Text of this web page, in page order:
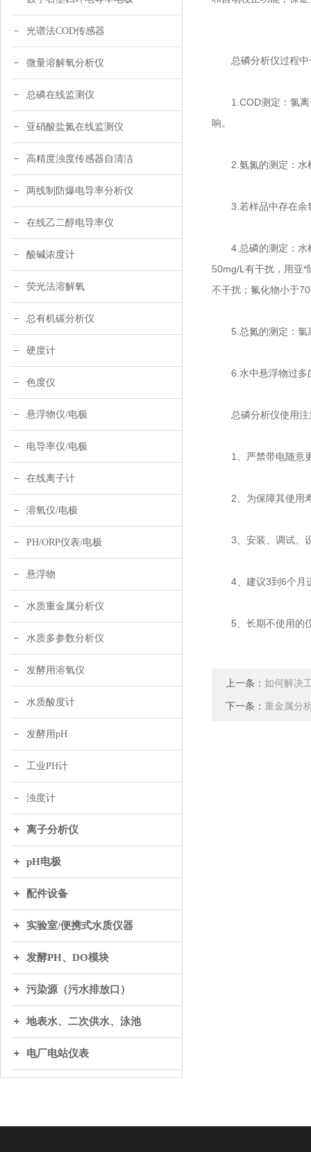
光谱法COD传感器
微量溶解氧分析仪
总磷在线监测仪
亚硝酸盐氮在线监测仪
高精度浊度传感器自清洁
两线制防爆电导率分析仪
在线乙二醇电导率仪
酸碱浓度计
荧光法溶解氧
总有机碳分析仪
硬度计
色度仪
悬浮物仪/电极
电导率仪/电极
在线离子计
溶氧仪/电极
PH/ORP仪表/电极
悬浮物
水质重金属分析仪
水质多参数分析仪
发酵用溶氧仪
水质酸度计
发酵用pH
工业PH计
浊度计
离子分析仪
pH电极
配件设备
实验室/便携式水质仪器
发酵PH、DO模块
污染源（污水排放口）
地表水、二次供水、泳池
电厂电站仪表
总磷分析仪过程中
1.COD测定：氯离
响。
2.氨氮的测定：水样
3.若样品中存在余氯
4.总磷的测定：水样
50mg/L有干扰，用亚
不干扰；氟化物小于
5.总氮的测定：氯离
6.水中悬浮物过多
总磷分析仪使用注
1、严禁带电随意
2、为保障其使用寿
3、安装、调试、设
4、建议3到6个月
5、长期不使用的仪
上一条： 如何解决
下一条： 重金属分